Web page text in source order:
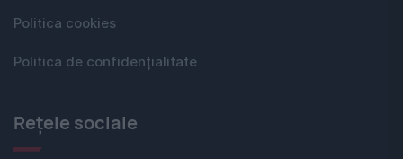
Politica cookies
Politica de confidențialitate
Rețele sociale